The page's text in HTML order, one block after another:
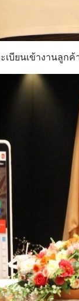
เบียนเข้างานลูก